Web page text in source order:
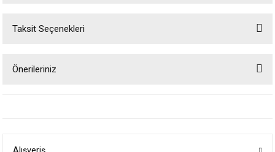
Taksit Seçenekleri
Önerileriniz